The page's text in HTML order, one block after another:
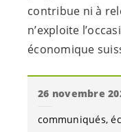
contribue ni à
n’exploite
économique
26 novembre
communiqués